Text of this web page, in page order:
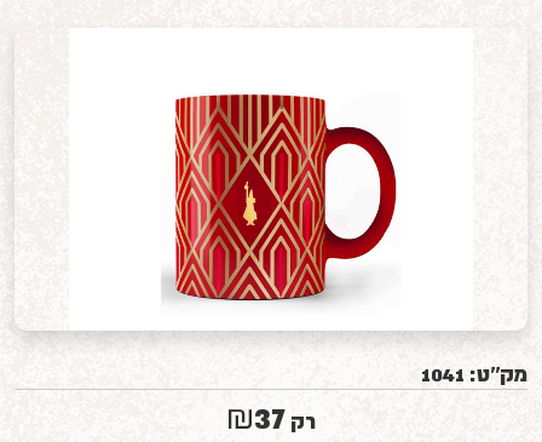
מק''ט: 1041
רק 37
₪